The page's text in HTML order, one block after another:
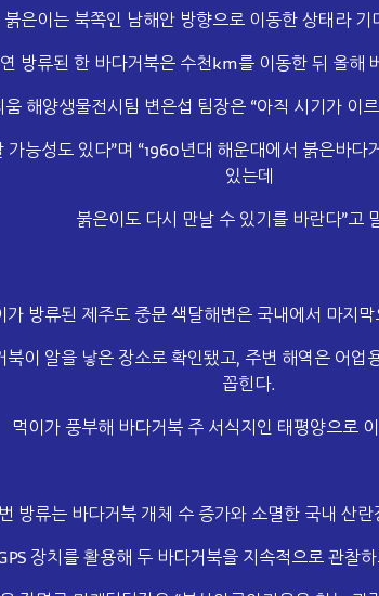
붉은이는 북쪽인 남해안 방향으로 이동한 상태라 기
방류된 한 바다거북은 수천km를 이동한 뒤 올해
해양생물전시팀 변은섭 팀장은 “아직 시기가 이
가능성도 있다”며 “1960년대 해운대에서 붉은바다
있는데
붉은이도 다시 만날 수 있기를 바란다”고
가 방류된 제주도 중문 색달해변은 국내에서 마지
이 알을 낳은 장소로 확인됐고, 주변 해역은 어업
꼽힌다.
먹이가 풍부해 바다거북 주 서식지인 태평양으로
방류는 바다거북 개체 수 증가와 소멸한 국내 산
장치를 활용해 두 바다거북을 지속적으로 관찰